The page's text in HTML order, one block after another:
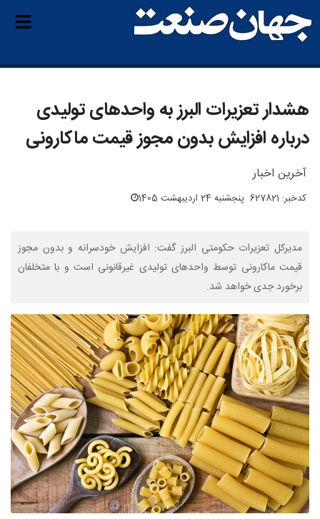
هشدار تعزیرات البرز به واحدهای تولیدی
درباره افزایش بدون مجوز قیمت ماکارونی
آخرین اخبار
کدخبر: 627821 پنجشنبه 24 اردیبهشت 1405
مدیرکل تعزیرات حکومتی البرز گفت: افزایش خودسرانه و بدون مجوز
قیمت ماکارونی توسط واحدهای تولیدی غیرقانونی است و با متخلفان
برخورد جدی خواهد شد.